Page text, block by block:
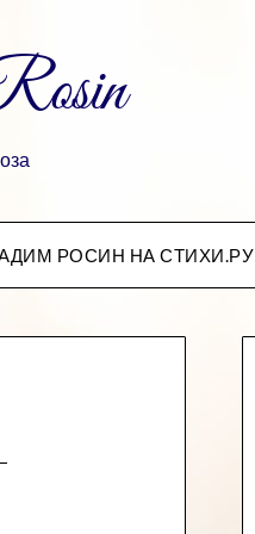
РОСИН НА СТИХИ.РУ